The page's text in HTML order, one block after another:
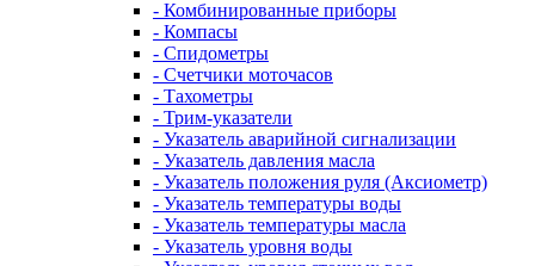
- Комбинированные приборы
- Компасы
- Спидометры
- Счетчики моточасов
- Тахометры
- Трим-указатели
- Указатель аварийной сигнализации
- Указатель давления масла
- Указатель положения руля (Аксиометр)
- Указатель температуры воды
- Указатель температуры масла
- Указатель уровня воды